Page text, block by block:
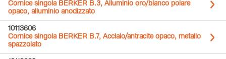
Cornice singola BERKER B.3, Alluminio oro/bianco polare
opaco, alluminio anodizzato
10113606
Cornice singola BERKER B.7, Acciaio/antracite opaco, metallo
spazzolato